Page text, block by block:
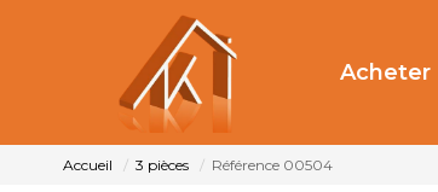
Acheter
Accueil 3 pièces Référence 00504